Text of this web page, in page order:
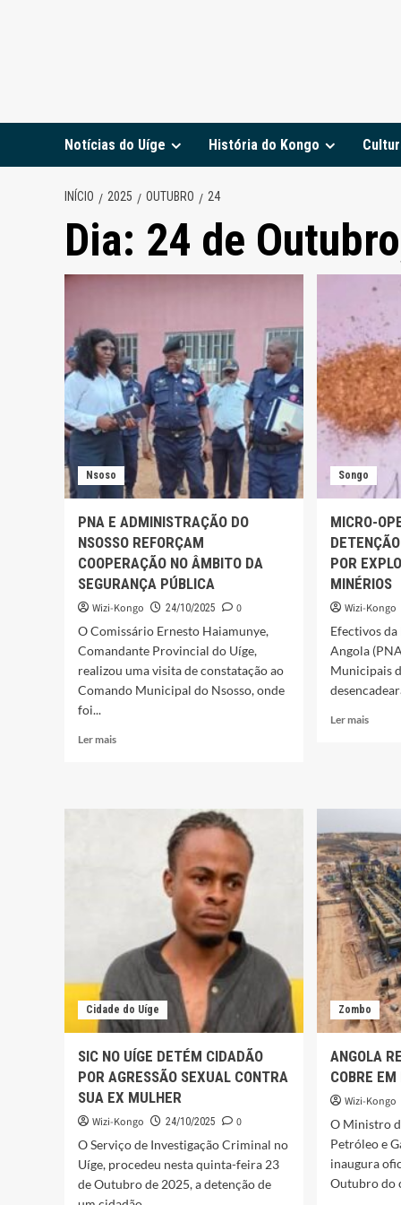
Notícias do Uíge História do Kongo
INÍCIO 2025 OUTUBRO 24
Dia: 24 de
Nsoso
PNA E ADMINISTRAÇÃO DO
NSOSSO REFORÇAM
COOPERAÇÃO NO ÂMBITO DA
SEGURANÇA PÚBLICA
Wizi-Kongo 24/10/2025
0
O Comissário Ernesto Haiamunye,
Comandante Provincial do Uíge,
realizou uma visita de constatação ao
Comando Municipal do Nsosso, onde
foi...
Ler maisLeia
ADMINISTRAÇÃO
REFORÇAM
COOPERAÇÃO
SEGURANÇA
PÚBLICA
Songo
MICRO-
POR
MINÉRIOS
Wizi-Kongo
Efectivos
Angola
Municipais
Ler maisLeia
DE
OITO
POR
DE
Cidade do Uíge
SIC NO UÍGE DETÉM CIDADÃO
POR AGRESSÃO SEXUAL CONTRA
SUA EX MULHER
Wizi-Kongo 24/10/2025
0
O Serviço de Investigação Criminal no
Uíge, procedeu nesta quinta-feira 23
de Outubro de 2025, a detenção de
Zombo
ANGOLA
COBRE
Wizi-Kongo
O Ministro
Petróleo e
inaugura
Outubro do